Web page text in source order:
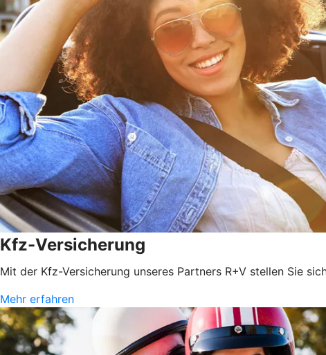
Kfz-Versicherung
Mit der Kfz-Versicherung unseres Partners R+V stellen Sie
Mehr erfahren